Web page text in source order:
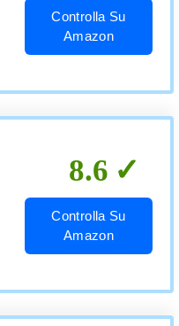
Controlla Su
Amazon
8.6
Controlla Su
Amazon